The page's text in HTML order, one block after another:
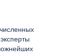
БИ-2
группы каждый